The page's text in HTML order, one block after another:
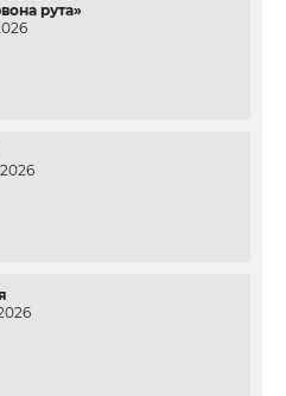
рута»